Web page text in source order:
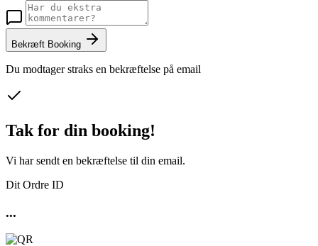
Bekræft Booking
Du modtager straks en bekræftelse på email
Tak for din booking!
Vi har sendt en bekræftelse til din email.
Dit Ordre ID
...